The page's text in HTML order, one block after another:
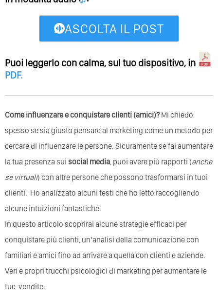
ASCOLTA IL POST
Puoi leggerlo con calma, sul tuo dispositivo, in
PDF.
Come influenzare e conquistare clienti (amici)?Mi chiedo
spesso se sia giusto pensare al marketing come un metodo per
cercare di influenzare le persone. Sicuramente se fai aumentare
la tua presenza sui social media , puoi avere più rapporti (anche
se virtuali) con altre persone che possono trasformarsi in tuoi
clienti. Ho analizzato alcuni testi che ho letto raccogliendo
alcune intuizioni fantastiche.
In questo articolo scoprirai alcune strategie efficaci per
conquistare più clienti, un’analisi della comunicazione con
familiari e amici fino ad arrivare a quella con clienti e aziende.
Veri e propri trucchi psicologici di marketing per aumentare le
tue vendite.